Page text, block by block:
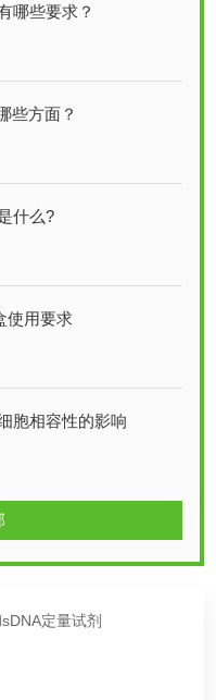
哪些要求？
些方面？
什么?
使用要求
胞相容性的影响